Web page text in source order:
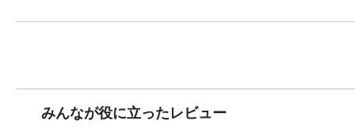
みんなが役に立ったレビュー